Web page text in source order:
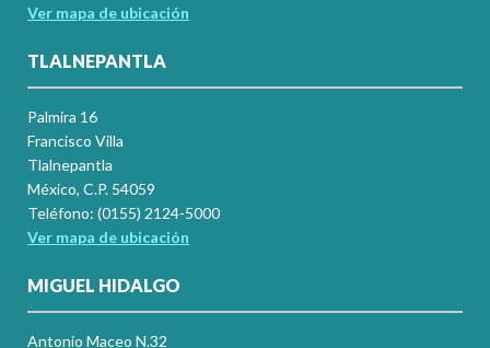
Ver mapa de ubicación
TLALNEPANTLA
Palmira 16
Francisco Villa
Tlalnepantla
México, C.P. 54059
Teléfono: (0155) 2124-5000
Ver mapa de ubicación
MIGUEL HIDALGO
Antonio Maceo N.32